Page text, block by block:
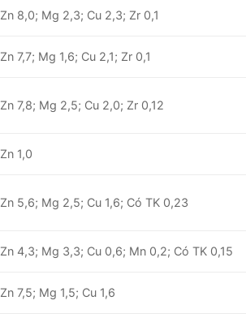
Zn 8,0; Mg 2,3; Cu 2,3; Zr 0,1
Zn 7,7; Mg 1,6; Cu 2,1; Zr 0,1
Zn 7,8; Mg 2,5; Cu 2,0; Zr 0,12
Zn 1,0
Zn 5,6; Mg 2,5; Cu 1,6; Có TK 0,23
Zn 4,3; Mg 3,3; Cu 0,6; Mn 0,2; Có TK 0,15
Zn 7,5; Mg 1,5; Cu 1,6